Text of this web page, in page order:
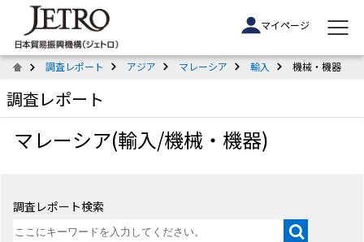
マイページ
調査レポート アジア マレーシア 輸入 機械・機器
調査レポート
マレーシア(輸入/機械・機器)
調査レポート検索